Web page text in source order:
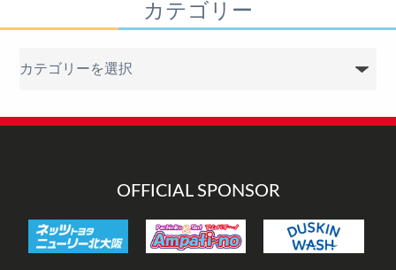
カテゴリー
リ
OFFICIAL SPONSOR